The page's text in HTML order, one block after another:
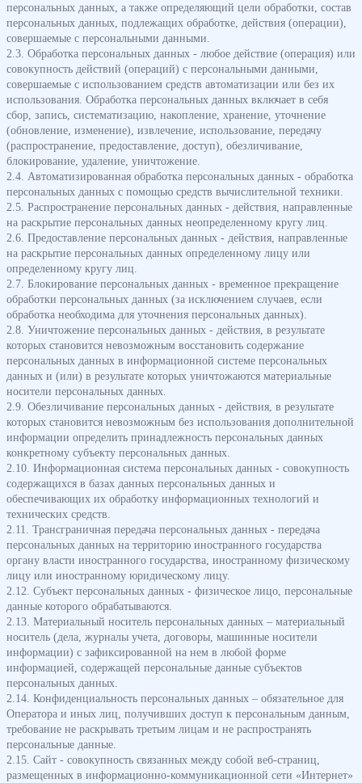
персональных данных, а также определяющий цели обработки, состав
персональных данных, подлежащих обработке, действия (операции),
совершаемые с персональными данными.
2.3. Обработка персональных данных - любое действие (операция) или
совокупность действий (операций) с персональными данными,
совершаемые с использованием средств автоматизации или без их
использования. Обработка персональных данных включает в себя
сбор, запись, систематизацию, накопление, хранение, уточнение
(обновление, изменение), извлечение, использование, передачу
(распространение, предоставление, доступ), обезличивание,
блокирование, удаление, уничтожение.
2.4. Автоматизированная обработка персональных данных - обработка
персональных данных с помощью средств вычислительной техники.
2.5. Распространение персональных данных - действия, направленные
на раскрытие персональных данных неопределенному кругу лиц.
2.6. Предоставление персональных данных - действия, направленные
на раскрытие персональных данных определенному лицу или
определенному кругу лиц.
2.7. Блокирование персональных данных - временное прекращение
обработки персональных данных (за исключением случаев, если
обработка необходима для уточнения персональных данных).
2.8. Уничтожение персональных данных - действия, в результате
которых становится невозможным восстановить содержание
персональных данных в информационной системе персональных
данных и (или) в результате которых уничтожаются материальные
носители персональных данных.
2.9. Обезличивание персональных данных - действия, в результате
которых становится невозможным без использования дополнительной
информации определить принадлежность персональных данных
конкретному субъекту персональных данных.
2.10. Информационная система персональных данных - совокупность
содержащихся в базах данных персональных данных и
обеспечивающих их обработку информационных технологий и
технических средств.
2.11. Трансграничная передача персональных данных - передача
персональных данных на территорию иностранного государства
органу власти иностранного государства, иностранному физическому
лицу или иностранному юридическому лицу.
2.12. Субъект персональных данных - физическое лицо, персональные
данные которого обрабатываются.
2.13. Материальный носитель персональных данных – материальный
носитель (дела, журналы учета, договоры, машинные носители
информации) с зафиксированной на нем в любой форме
информацией, содержащей персональные данные субъектов
персональных данных.
2.14. Конфиденциальность персональных данных – обязательное для
Оператора и иных лиц, получивших доступ к персональным данным,
требование не раскрывать третьим лицам и не распространять
персональные данные.
2.15. Сайт - совокупность связанных между собой веб-страниц,
размещенных в информационно-коммуникационной сети «Интернет»